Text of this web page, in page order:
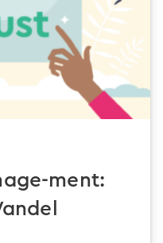
ment: